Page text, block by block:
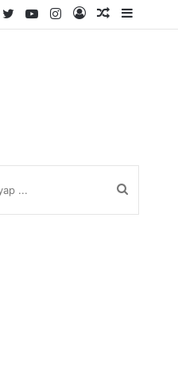
Rastgele
Kayıt
Instagram
YouTube
Twitter